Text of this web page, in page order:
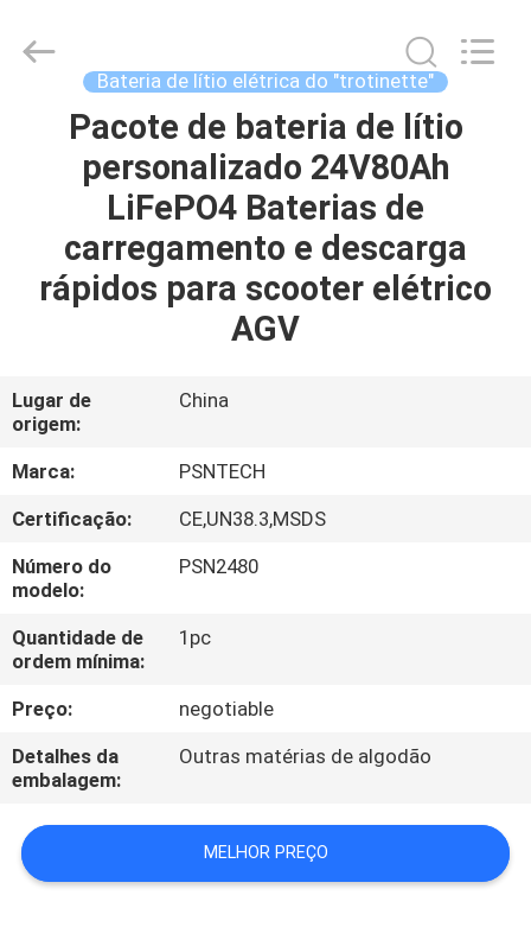
CASA
PRODUTOS
SOBRE
EXCURSÃO
DA
FÁBRICA
CONTROLE
DA
QUALIDADE
CONTACTE-
NOS
NOTÍCIA
CASOS
Export
Bateria de lítio elétrica do "trotinette"
Pacote de bateria de lítio
personalizado 24V80Ah
LiFePO4 Baterias de
carregamento e descarga
rápidos para scooter elétrico
AGV
Lugar de
origem:
China
Marca:
PSNTECH
Certificação:
CE,UN38.3,MSDS
Número do
modelo:
PSN2480
Quantidade de
ordem mínima:
1pc
Preço:
negotiable
Detalhes da
embalagem:
Outras matérias de algodão
MELHOR PREÇO